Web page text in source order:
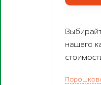
нашего